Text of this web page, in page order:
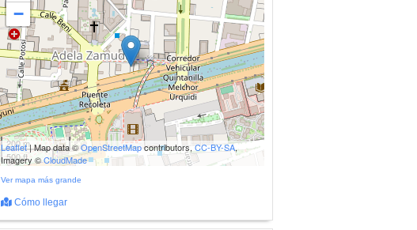
−
200 m
500 ft
Leaflet| Map data ©OpenStreetMapcontributors,CC-BY-SA,
Imagery ©CloudMade
Ver mapa más grande
Cómo llegar